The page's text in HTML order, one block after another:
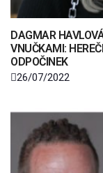
DAGMAR
VNUČKAMI:
ODPOČINEK
26/07/2022